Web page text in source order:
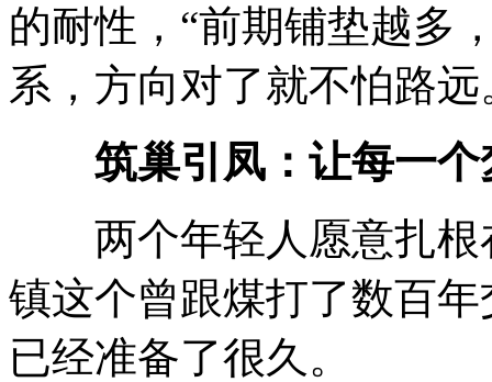
的耐性，“前期铺垫越多
系，方向对了就不怕路远
筑巢引凤： 让每一
两个年轻人愿意扎根
镇这个曾跟煤打了数百
已经准备了很久。